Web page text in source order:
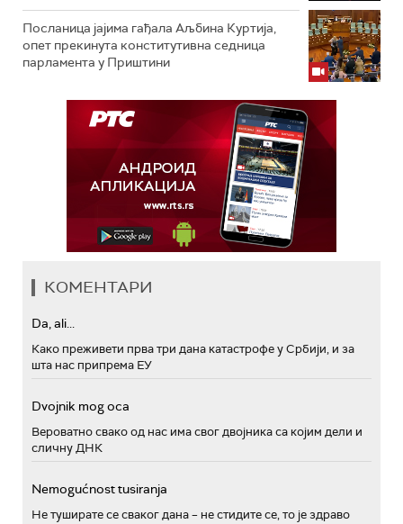
Посланица јајима гађала Аљбина Куртија,
опет прекинута конститутивна седница
парламента у Приштини
КОМЕНТАРИ
Da, ali...
Како преживети прва три дана катастрофе у Србији, и за
шта нас припрема ЕУ
Dvojnik mog oca
Вероватно свако од нас има свог двојника са којим дели и
сличну ДНК
Nemogućnost tusiranja
Не туширате се сваког дана – не стидите се, то је здраво